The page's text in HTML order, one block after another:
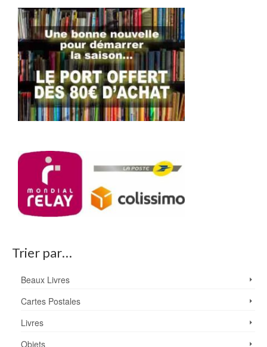
Trier par…
Beaux Livres
Cartes Postales
Livres
Objets